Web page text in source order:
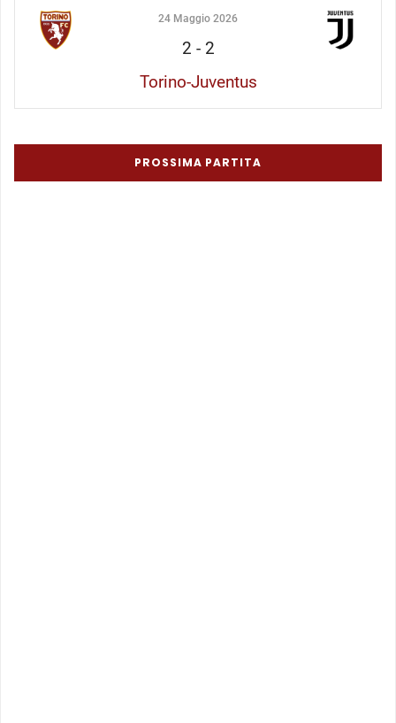
24 Maggio 2026
2 - 2
Torino-Juventus
PROSSIMA PARTITA